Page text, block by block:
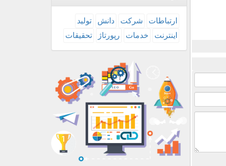
ارتباطات شركت دانش
تولید
اینترنت
خدمات رپورتاژ تحقیقات